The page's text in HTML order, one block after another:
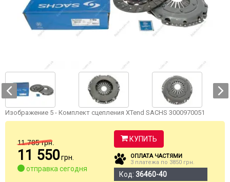
Изображение 5 - Комплект сцепления XTend SACHS 3000970051
11 785 грн.
11 550грн.
отправка сегодня
КУПИТЬ
ОПЛАТА ЧАСТЯМИ
3 платежа по 3850 грн.
Код: 36460-40